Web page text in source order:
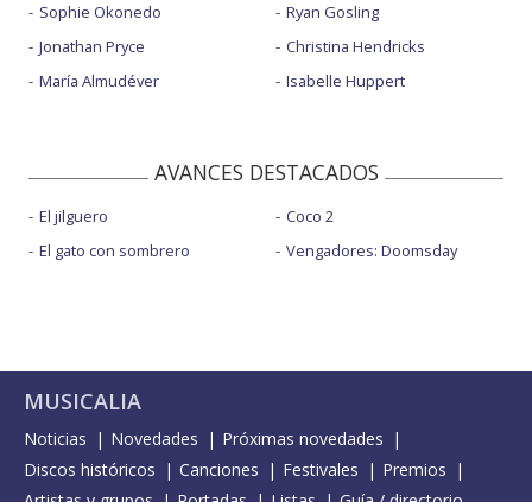
Sophie Okonedo
Jonathan Pryce
María Almudéver
Ryan Gosling
Christina Hendricks
Isabelle Huppert
AVANCES DESTACADOS
El jilguero
El gato con sombrero
Coco 2
Vengadores: Doomsday
MUSICALIA
Noticias Novedades
Próximas novedades
Discos históricos
Canciones Festivales
Premios